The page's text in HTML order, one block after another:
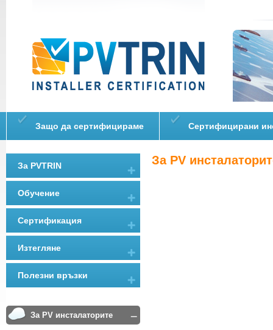
Защо да сертифицираме Сертифицирани
За PVTRIN
Обучение
Сертификация
Изтегляне
Полезни връзки
За PV инсталаторите
За PV